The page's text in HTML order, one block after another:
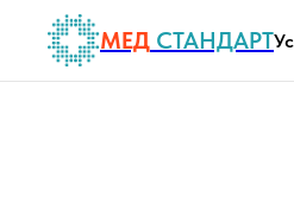
МЕД СТАНДАРТ